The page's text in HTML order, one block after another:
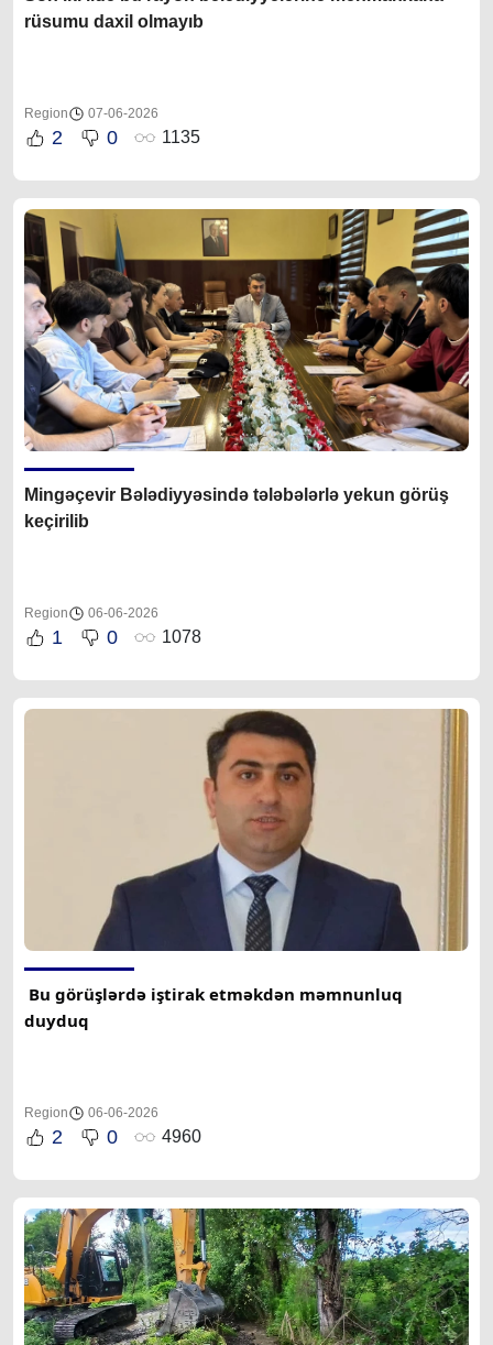
rüsumu daxil olmayıb
Region 07-06-2026
2 0 1135
Mingəçevir Bələdiyyəsində tələbələrlə yekun görüş
keçirilib
Region 06-06-2026
1 0 1078
Bu görüşlərdə iştirak etməkdən məmnunluq
Region 06-06-2026
2 0 4960